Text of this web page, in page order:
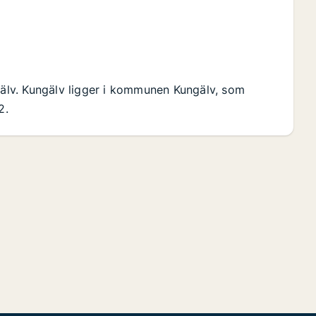
Kungälv ligger i kommunen Kungälv, som